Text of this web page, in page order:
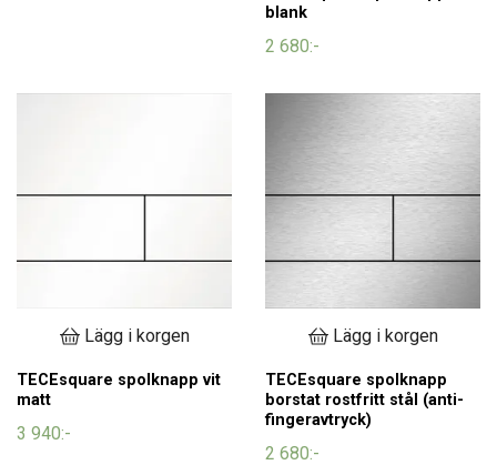
blank
2 680:-
Lägg i korgen
TECEsquare spolknapp vit
matt
3 940:-
Lägg i korgen
TECEsquare spolknapp
borstat rostfritt stål (anti-
fingeravtryck)
2 680:-